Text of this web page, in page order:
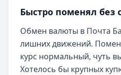
Быстро поменял без
Обмен валюты в Почта
лишних движений.
курс нормальный, чуть
Хотелось бы крупных